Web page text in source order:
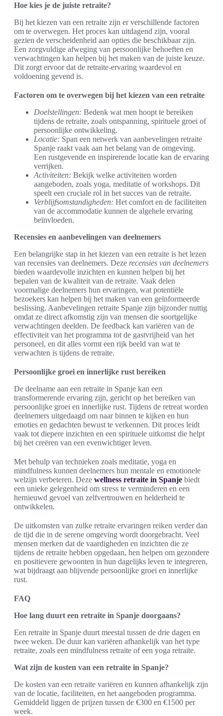
Hoe kies je de juiste retraite?
Bij het kiezen van een retraite zijn er verschillende factoren
om te overwegen. Het proces kan uitdagend zijn, vooral
gezien de verscheidenheid aan opties die beschikbaar zijn.
Een zorgvuldige afweging van persoonlijke behoeften en
verwachtingen kan helpen bij het maken van de juiste keuze.
Dit zorgt ervoor dat de retraite-ervaring waardevol en
voldoening gevend is.
Factoren om te overwegen bij het kiezen van een retraite
Doelstellingen: Bedenk wat men hoopt te bereiken
tijdens de retraite, zoals ontspanning, spirituele groei of
persoonlijke ontwikkeling.
Locatie: Span een netwerk van aanbevelingen retraite
Spanje raakt vaak aan het belang van de omgeving.
Een rustgevende en inspirerende locatie kan de ervaring
verrijken.
Activiteiten: Bekijk welke activiteiten worden
aangeboden, zoals yoga, meditatie of workshops. Dit
speelt een cruciale rol in het succes van de retraite.
Verblijfsomstandigheden: Het comfort en de faciliteiten
van de accommodatie kunnen de algehele ervaring
beïnvloeden.
Recensies en aanbevelingen van deelnemers
Een belangrijke stap in het kiezen van een retraite is het lezen
van recensies van deelnemers. Deze recensies van deelnemers
bieden waardevolle inzichten en kunnen helpen bij het
bepalen van de kwaliteit van de retraite. Vaak delen
voormalige deelnemers hun ervaringen, wat potentiële
bezoekers kan helpen bij het maken van een geïnformeerde
beslissing. Aanbevelingen retraite Spanje zijn bijzonder nuttig
omdat ze direct afkomstig zijn van mensen die soortgelijke
verwachtingen deelden. De feedback kan variëren van de
effectiviteit van het programma tot de gastvrijheid van het
personeel, en dit alles vormt een rijk beeld van wat te
verwachten is tijdens de retraite.
Persoonlijke groei en innerlijke rust bereiken
De deelname aan een retraite in Spanje kan een
transformerende ervaring zijn, gericht op het bereiken van
persoonlijke groei en innerlijke rust. Tijdens de retreat worden
deelnemers uitgedaagd om naar binnen te kijken en hun
emoties en gedachten bewust te verkennen. Dit proces leidt
vaak tot diepere inzichten en een spirituele uitkomst die helpt
bij het creëren van een evenwichtiger leven.
Met behulp van technieken zoals meditatie, yoga en
mindfulness kunnen deelnemers hun mentale en emotionele
welzijn verbeteren. Deze wellness retraite in Spanje biedt
een unieke gelegenheid om stress te verminderen en een
hernieuwd gevoel van zelfvertrouwen en helderheid te
ontwikkelen.
De uitkomsten van zulke retraite ervaringen reiken verder dan
de tijd die in de serene omgeving wordt doorgebracht. Veel
mensen merken dat de vaardigheden en inzichten die ze
tijdens de retraite hebben opgedaan, hen helpen om gezondere
en positievere gewoonten in hun dagelijks leven te integreren,
wat bijdraagt aan blijvende persoonlijke groei en innerlijke
rust.
FAQ
Hoe lang duurt een retraite in Spanje doorgaans?
Een retraite in Spanje duurt meestal tussen de drie dagen en
twee weken. De duur kan variëren afhankelijk van het type
retraite, zoals een mindfulness retraite of een yoga retraite.
Wat zijn de kosten van een retraite in Spanje?
De kosten van een retraite variëren en kunnen afhankelijk zijn
van de locatie, faciliteiten, en het aangeboden programma.
Gemiddeld liggen de prijzen tussen de €300 en €1500 per
week.